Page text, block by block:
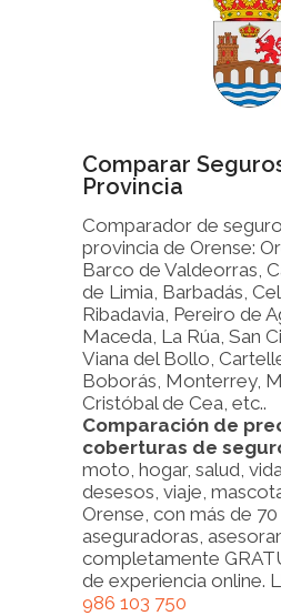
Comparar
Provincia
Comparador de
provincia de Orense:
Barco de Valdeorras,
de Limia, Barbadás,
Ribadavia, Pereiro de
Maceda, La Rúa, San
Viana del Bollo,
Boborás, Monterrey,
Cristóbal de Cea, etc..
Comparación de
coberturas de
moto, hogar, salud,
desesos, viaje,
Orense, con más de
aseguradoras,
completamente
de experiencia online.
986 103 750